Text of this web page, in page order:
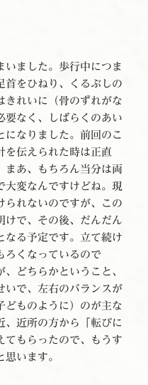
いました。歩行中につま
首をひねり、くるぶしの
きれいに（骨のずれがな
要なく、しばらくのあい
になりました。前回のこ
を伝えられた時は正直
まあ、もちろん当分は両
大変なんですけどね。現
られないのですが、この
けで、その後、だんだん
る予定です。立て続け
ろくなっているので
どちらかということ、
いで、左右のバランスが
どものように）のが主な
、近所の方から「転びに
てもらったので、もうす
います。